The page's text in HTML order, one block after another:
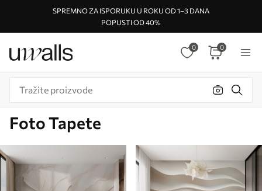
SPREMNO ZA ISPORUKU U ROKU OD 1–3 DANA
POPUSTI OD 40%
0 0
Foto Tapete